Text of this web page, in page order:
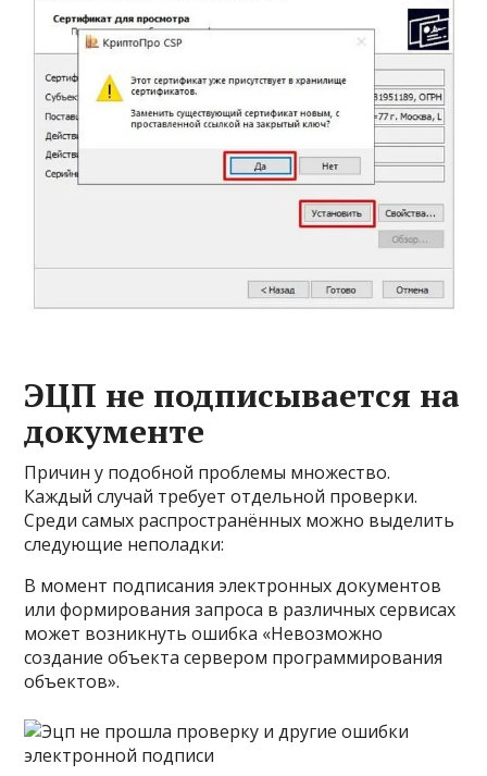
ЭЦП не подписывается на
документе
Причин у подобной проблемы множество.
Каждый случай требует отдельной проверки.
Среди самых распространённых можно выделить
следующие неполадки:
В момент подписания электронных документов
или формирования запроса в различных сервисах
может возникнуть ошибка «Невозможно
создание объекта сервером программирования
объектов».